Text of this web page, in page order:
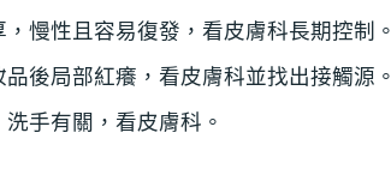
慢性且容易復發，看皮膚科長期控制。
後局部紅癢，看皮膚科並找出接觸源。
手有關，看皮膚科。